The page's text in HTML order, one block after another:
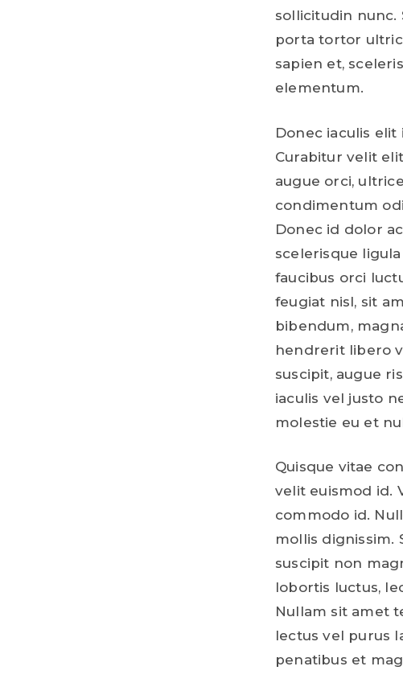
sollicitudin nunc.
porta tortor
sapien et,
elementum.
Donec iaculis
Curabitur velit
augue orci,
condimentum
Donec id dolor
scelerisque
faucibus orci
feugiat nisl, sit
bibendum,
hendrerit libero
suscipit, augue
iaculis vel justo
molestie eu et
Quisque vitae
velit euismod id.
commodo id.
mollis dignissim.
suscipit non
lobortis luctus,
Nullam sit amet
lectus vel purus
penatibus et